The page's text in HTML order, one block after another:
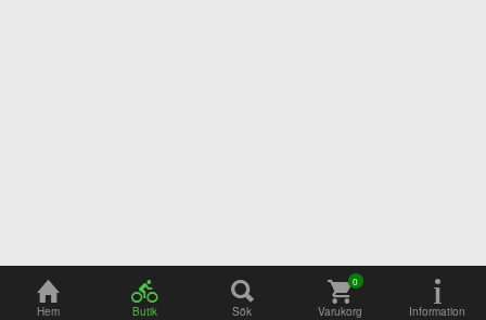
Adress Öppettider
Hem Butik Sök Varukorg Information